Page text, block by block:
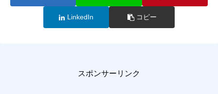
LinkedIn コピー
スポンサーリンク